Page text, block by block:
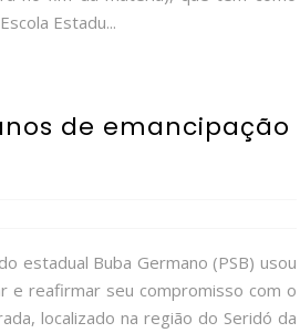
Estadu...
de emancipação
estadual Buba Germano (PSB) usou
e reafirmar seu compromisso com o
localizado na região do Seridó da